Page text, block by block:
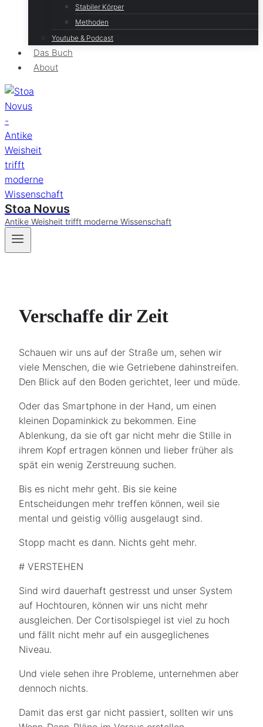
Stabiler Körper
Methoden
Youtube & Podcast
Das Buch
About
Stoa Novus
Antike Weisheit trifft moderne Wissenschaft
Verschaffe dir Zeit
Schauen wir uns auf der Straße um, sehen wir
viele Menschen, die wie Getriebene dahinstreifen.
Den Blick auf den Boden gerichtet, leer und müde.
Oder das Smartphone in der Hand, um einen
kleinen Dopaminkick zu bekommen. Eine
Ablenkung, da sie oft gar nicht mehr die Stille in
ihrem Kopf ertragen können und lieber früher als
spät ein wenig Zerstreuung suchen.
Bis es nicht mehr geht. Bis sie keine
Entscheidungen mehr treffen können, weil sie
mental und geistig völlig ausgelaugt sind.
Stopp macht es dann. Nichts geht mehr.
# VERSTEHEN
Sind wird dauerhaft gestresst und unser System
auf Hochtouren, können wir uns nicht mehr
ausgleichen. Der Cortisolspiegel ist viel zu hoch
und fällt nicht mehr auf ein ausgeglichenes
Niveau.
Und viele sehen ihre Probleme, unternehmen aber
dennoch nichts.
Damit das erst gar nicht passiert, sollten wir uns